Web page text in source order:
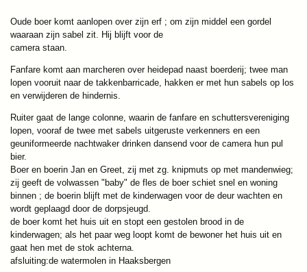
Oude boer komt aanlopen over zijn erf ; om zijn middel een gordel
waaraan zijn sabel zit. Hij blijft voor de
camera staan.
Fanfare komt aan marcheren over heidepad naast boerderij; twee man
lopen vooruit naar de takkenbarricade, hakken er met hun sabels op los
en verwijderen de hindernis.
Ruiter gaat de lange colonne, waarin de fanfare en schuttersvereniging
lopen, vooraf de twee met sabels uitgeruste verkenners en een
geuniformeerde nachtwaker drinken dansend voor de camera hun pul
bier.
Boer en boerin Jan en Greet, zij met zg. knipmuts op met mandenwieg;
zij geeft de volwassen "baby" de fles de boer schiet snel en woning
binnen ; de boerin blijft met de kinderwagen voor de deur wachten en
wordt geplaagd door de dorpsjeugd.
de boer komt het huis uit en stopt een gestolen brood in de
kinderwagen; als het paar weg loopt komt de bewoner het huis uit en
gaat hen met de stok achterna.
afsluiting:de watermolen in Haaksbergen